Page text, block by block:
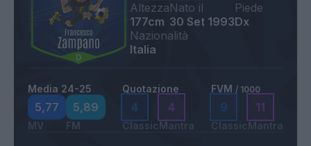
Altezza
177cm
Nato il
30 Set 1993
Piede
Dx
Nazionalità
Italia
Media 24-25
5,77
MV
5,89
FM
Quotazione
4
Classic
4
Mantra
FVM / 1000
9
Classic
11
Mantra